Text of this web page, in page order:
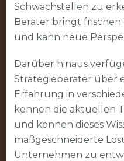
Schwachstellen zu
Berater bringt
und kann neue
Darüber hinaus
Strategieberater über
Erfahrung in
kennen die aktuellen
und können dieses
maßgeschneiderte
Unternehmen zu